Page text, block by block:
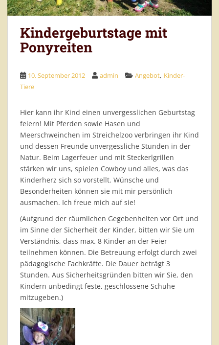
Kindergeburtstage mit
Ponyreiten
10. September 2012 admin Angebot, Kinder-
Tiere
Hier kann ihr Kind einen unvergesslichen Geburtstag
feiern! Mit Pferden sowie Hasen und
Meerschweinchen im Streichelzoo verbringen ihr Kind
und dessen Freunde unvergessliche Stunden in der
Natur. Beim Lagerfeuer und mit Steckerlgrillen
stärken wir uns, spielen Cowboy und alles, was das
Kinderherz sich so vorstellt. Wünsche und
Besonderheiten können sie mit mir persönlich
ausmachen. Ich freue mich auf sie!
(Aufgrund der räumlichen Gegebenheiten vor Ort und
im Sinne der Sicherheit der Kinder, bitten wir Sie um
Verständnis, dass max. 8 Kinder an der Feier
teilnehmen können. Die Betreuung erfolgt durch zwei
pädagogische Fachkräfte. Die Dauer beträgt 3
Stunden. Aus Sicherheitsgründen bitten wir Sie, den
Kindern unbedingt feste, geschlossene Schuhe
mitzugeben.)